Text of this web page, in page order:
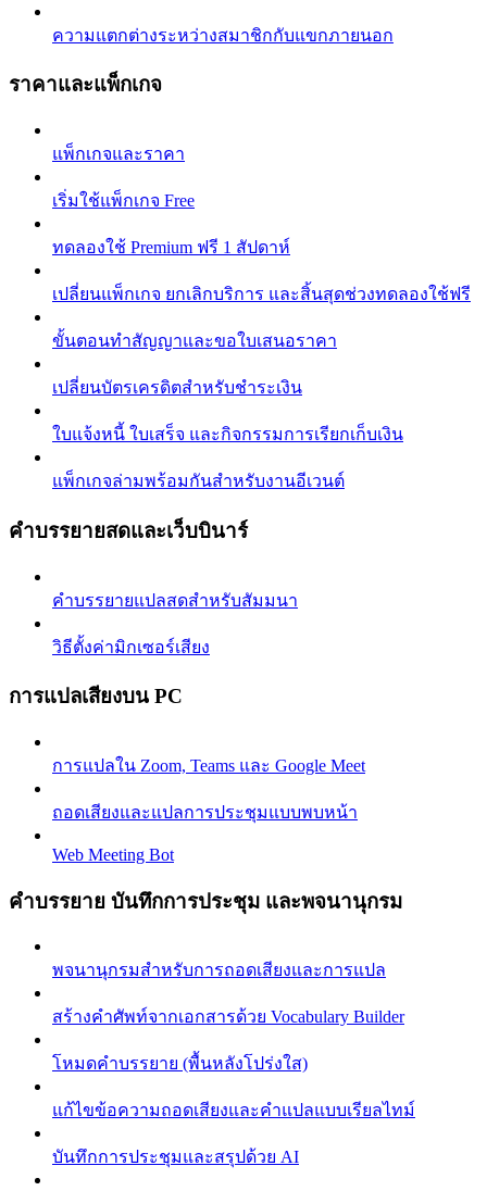
ความแตกต่างระหว่างสมาชิกกับแขกภายนอก
ราคาและแพ็กเกจ
แพ็กเกจและราคา
เริ่มใช้แพ็กเกจ Free
ทดลองใช้ Premium ฟรี 1 สัปดาห์
เปลี่ยนแพ็กเกจ ยกเลิกบริการ และสิ้นสุดช่วงทดลองใช้ฟรี
ขั้นตอนทำสัญญาและขอใบเสนอราคา
เปลี่ยนบัตรเครดิตสำหรับชำระเงิน
ใบแจ้งหนี้ ใบเสร็จ และกิจกรรมการเรียกเก็บเงิน
แพ็กเกจล่ามพร้อมกันสำหรับงานอีเวนต์
คำบรรยายสดและเว็บบินาร์
คำบรรยายแปลสดสำหรับสัมมนา
วิธีตั้งค่ามิกเซอร์เสียง
การแปลเสียงบน PC
การแปลใน Zoom, Teams และ Google Meet
ถอดเสียงและแปลการประชุมแบบพบหน้า
Web Meeting Bot
คำบรรยาย บันทึกการประชุม และพจนานุกรม
พจนานุกรมสำหรับการถอดเสียงและการแปล
สร้างคำศัพท์จากเอกสารด้วย Vocabulary Builder
โหมดคำบรรยาย (พื้นหลังโปร่งใส)
แก้ไขข้อความถอดเสียงและคำแปลแบบเรียลไทม์
บันทึกการประชุมและสรุปด้วย AI